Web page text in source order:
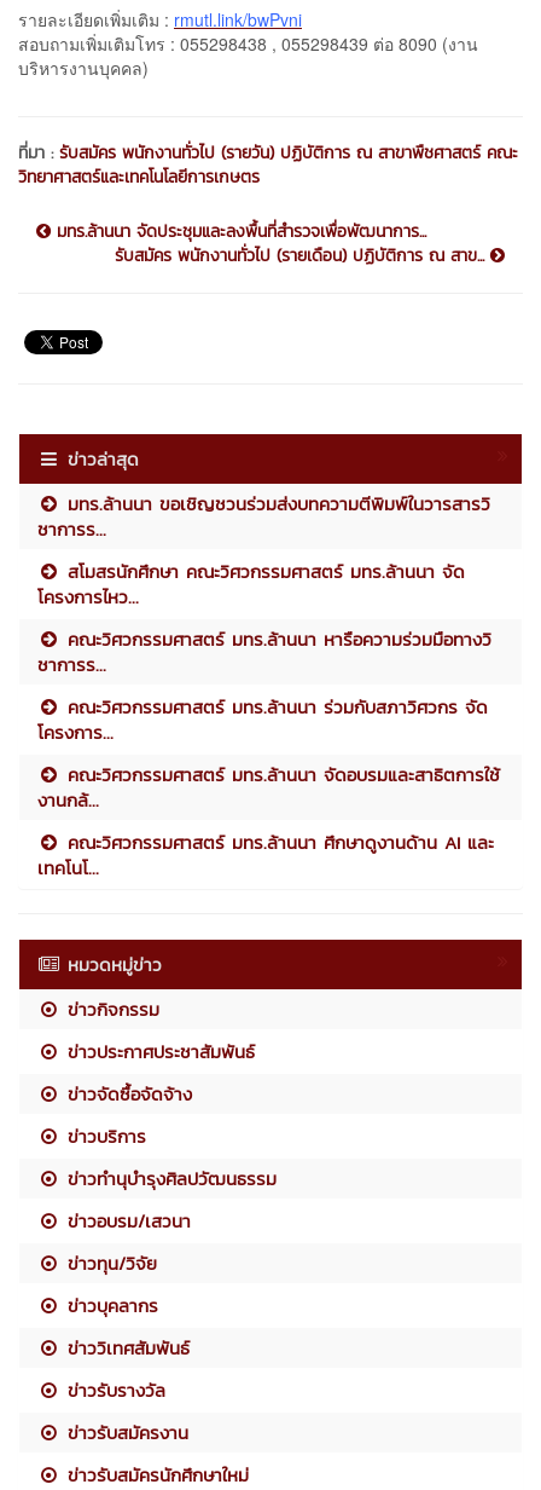
รายละเอียดเพิ่มเติม : rmutl.link/bwPvni
สอบถามเพิ่มเติมโทร : 055298438 , 055298439 ต่อ 8090 (งาน
บริหารงานบุคคล)
ที่มา :รับสมัคร พนักงานทั่วไป (รายวัน) ปฏิบัติการ ณ สาขาพืชศาสตร์ คณะ
วิทยาศาสตร์และเทคโนโลยีการเกษตร
มทร.ล้านนา จัดประชุมและลงพื้นที่สำรวจเพื่อพัฒนาการ...
รับสมัคร พนักงานทั่วไป (รายเดือน) ปฏิบัติการ ณ สาข...
ข่าวล่าสุด
มทร.ล้านนา ขอเชิญชวนร่วมส่งบทความตีพิมพ์ในวารสารวิ
ชาการร...
สโมสรนักศึกษา คณะวิศวกรรมศาสตร์ มทร.ล้านนา จัด
โครงการไหว...
คณะวิศวกรรมศาสตร์ มทร.ล้านนา หารือความร่วมมือทางวิ
ชาการร...
คณะวิศวกรรมศาสตร์ มทร.ล้านนา ร่วมกับสภาวิศวกร จัด
โครงการ...
คณะวิศวกรรมศาสตร์ มทร.ล้านนา จัดอบรมและสาธิตการใช้
งานกล้...
คณะวิศวกรรมศาสตร์ มทร.ล้านนา ศึกษาดูงานด้าน AI และ
เทคโนโ...
หมวดหมู่ข่าว
ข่าวกิจกรรม
ข่าวประกาศประชาสัมพันธ์
ข่าวจัดซื้อจัดจ้าง
ข่าวบริการ
ข่าวทำนุบำรุงศิลปวัฒนธรรม
ข่าวอบรม/เสวนา
ข่าวทุน/วิจัย
ข่าวบุคลากร
ข่าววิเทศสัมพันธ์
ข่าวรับรางวัล
ข่าวรับสมัครงาน
ข่าวรับสมัครนักศึกษาใหม่